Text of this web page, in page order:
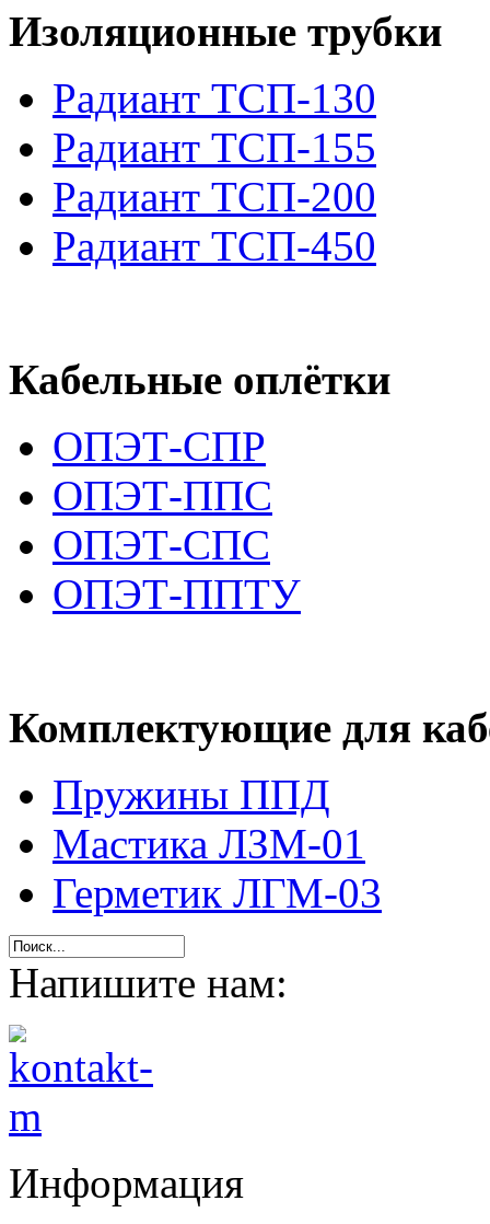
Изоляционные трубки
Радиант ТСП-130
Радиант ТСП-155
Радиант ТСП-200
Радиант ТСП-450
Кабельные оплётки
ОПЭТ-СПР
ОПЭТ-ППС
ОПЭТ-СПС
ОПЭТ-ППТУ
Комплектующие для
Пружины ППД
Мастика ЛЗМ-01
Герметик ЛГМ-03
Напишите нам:
Информация